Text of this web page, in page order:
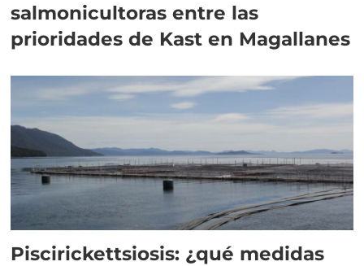
salmonicultoras entre las
prioridades de Kast en Magallanes
Piscirickettsiosis: ¿qué medidas